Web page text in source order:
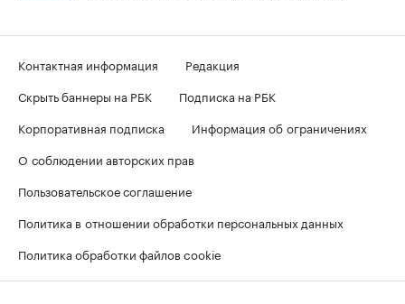
Контактная информация
Редакция
Скрыть баннеры на РБК
Подписка на РБК
Корпоративная подписка
Информация об ограничениях
О соблюдении авторских прав
Пользовательское соглашение
Политика в отношении обработки персональных данных
Политика обработки файлов cookie